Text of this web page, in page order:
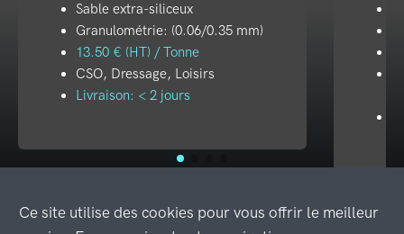
Sable extra-siliceux
Granulométrie: (0.06/0.35 mm)
13.50 € (HT) / Tonne
CSO, Dressage, Loisirs
Livraison: < 2 jours
Ce site utilise des cookies pour vous offrir le meilleur